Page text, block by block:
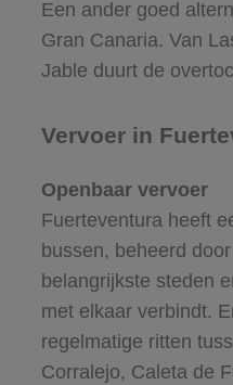
Een ander goed
Gran Canaria. Van
Jable duurt de
Vervoer in
Openbaar vervoer
Fuerteventura heeft
bussen, beheerd
belangrijkste steden
met elkaar verbindt.
regelmatige ritten
Corralejo, Caleta de